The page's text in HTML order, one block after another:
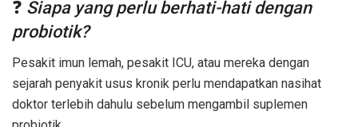
❓ Siapa yang perlu berhati-hati dengan
probiotik?
Pesakit imun lemah, pesakit ICU, atau mereka dengan
sejarah penyakit usus kronik perlu mendapatkan nasihat
doktor terlebih dahulu sebelum mengambil suplemen